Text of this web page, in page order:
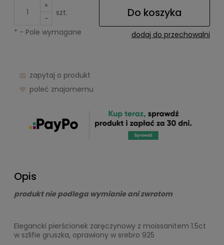
+
-
szt. Do koszyka
dodaj do przechowalni
* - Pole wymagane
zapytaj o produkt
poleć znajomemu
Opis
produkt nie podlega wymianie ani zwrotom
Elegancki pierścionek zaręczynowy z moissanitem 1.5ct
w szlifie gruszka, oprawiony w srebro 925